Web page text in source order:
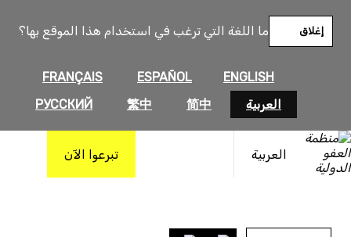
ما اللغة التي ترغب في استخدام هذا الموقع بها؟
ENGLISH
ESPAÑOL
FRANÇAIS
العربية
简中
繁中
РУССКИЙ
إغلاق
العربية تبرعوا الآن
المحتوى